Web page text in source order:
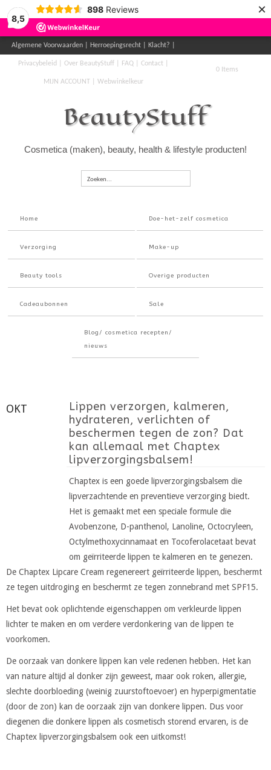
8,5
898 Reviews ×
Algemene Voorwaarden Herroepingsrecht Klacht?
Privacybeleid Over BeautyStuff FAQ Contact
MIJN ACCOUNT Webwinkelkeur
0 Items
BeautyStuff
Cosmetica (maken), beauty, health & lifestyle producten!
Zoeken...
Home Doe-het-zelf cosmetica
Verzorging Make-up
Beauty tools Overige producten
Cadeaubonnen Sale
Blog/ cosmetica recepten/
nieuws
OKT
Lippen verzorgen, kalmeren,
hydrateren, verlichten of
beschermen tegen de zon? Dat
kan allemaal met Chaptex
lipverzorgingsbalsem!
Chaptex is een goede lipverzorgingsbalsem die
lipverzachtende en preventieve verzorging biedt.
Het is gemaakt met een speciale formule die
Avobenzone, D-panthenol, Lanoline, Octocryleen,
Octylmethoxycinnamaat en Tocoferolacetaat bevat
om geïrriteerde lippen te kalmeren en te genezen.
De Chaptex Lipcare Cream regenereert geïrriteerde lippen, beschermt
ze tegen uitdroging en beschermt ze tegen zonnebrand met SPF15.
Het bevat ook oplichtende eigenschappen om verkleurde lippen
lichter te maken en om verdere verdonkering van de lippen te
voorkomen.
De oorzaak van donkere lippen kan vele redenen hebben. Het kan
van nature altijd al donker zijn geweest, maar ook roken, allergie,
slechte doorbloeding (weinig zuurstoftoevoer) en hyperpigmentatie
(door de zon) kan de oorzaak zijn van donkere lippen. Dus voor
diegenen die donkere lippen als cosmetisch storend ervaren, is de
Chaptex lipverzorgingsbalsem ook een uitkomst!